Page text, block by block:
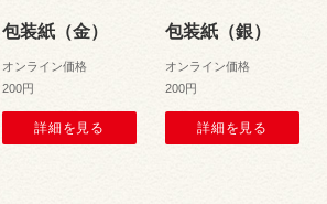
包装紙（金）
オンライン価格
200円
詳細を見る
包装紙（銀）
オンライン価格
200円
詳細を見る